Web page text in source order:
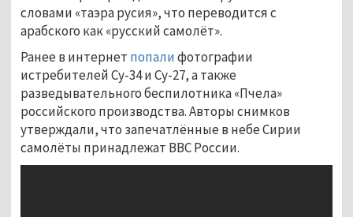
словами «таэра русия», что переводится с
арабского как «русский самолёт».
Ранее в интернет попалифотографии
истребителей Су-34 и Су-27, а также
разведывательного беспилотника «Пчела»
российского производства. Авторы снимков
утверждали, что запечатлённые в небе Сирии
самолёты принадлежат ВВС России.